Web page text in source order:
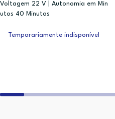
Voltagem 22 V | Autonomia em Min
utos 40 Minutos
Temporariamente indisponível